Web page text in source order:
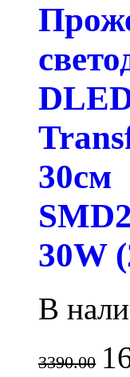
30см
30W
В
3390.00